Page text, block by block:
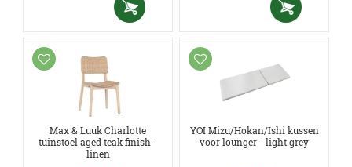
Max & Luuk Charlotte
tuinstoel aged teak finish -
linen
YOI Mizu/Hokan/Ishi kussen
voor lounger - light grey